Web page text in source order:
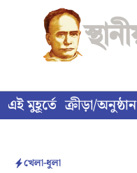
content
এই মুহূর্তে ক্রীড়া/অনুষ্ঠান
খেলা-ধুলা